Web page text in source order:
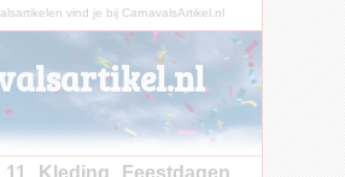
vind je bij CarnavalsArtikel.nl
11 Kleding
Feestdagen